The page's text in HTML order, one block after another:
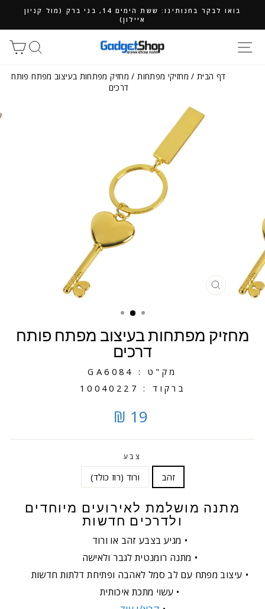
בואו לבקר בחנותינו: ששת הימים 14, בני ברק (מול קניון
איילון)
חיפוש
דף הבית/ מחזיקי מפתחות /מחזיק מפתחות בעיצוב מפתח פותח
דרכים
מחזיק מפתחות בעיצוב מפתח פותח
דרכים
מק"ט : GA6084
ברקוד : 10040227
19 ₪
צבע
זהב ורוד (רוז כולד)
מתנה מושלמת לאירועים מיוחדים
ולדרכים חדשות
מגיע בצבע זהב או ורוד
מתנה רומנטית לגבר ולאישה
עיצוב מפתח עם לב סמל לאהבה ופתיחת דלתות חדשות
עשוי מתכת איכותית
סגירה